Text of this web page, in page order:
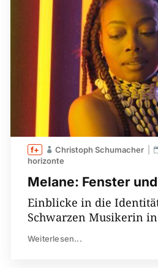
Melane: Fenster
Christoph Schumacher
horizonte
Einblicke in die
Schwarzen Musikerin
Weiterlesen...